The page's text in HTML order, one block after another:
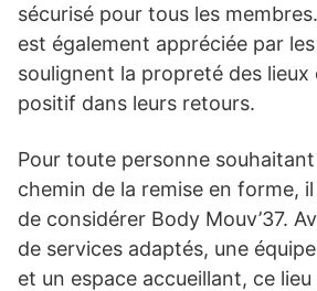
sécurisé pour tous les
est également appréciée par
soulignent la propreté des
positif dans leurs retours.
Pour toute personne souhaitant
chemin de la remise en forme,
de considérer Body Mouv’37.
de services adaptés, une
et un espace accueillant, ce